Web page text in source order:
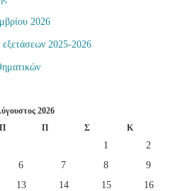
2026
2025-2026
2026
Π Π Σ Κ
1
2
6 7 8
9
13 14 15
16